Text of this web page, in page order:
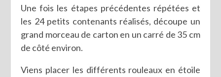
Une fois les étapes précédentes répétées et
les 24 petits contenants réalisés, découpe un
grand morceau de carton en un carré de 35 cm
de côté environ.
Viens placer les différents rouleaux en étoile